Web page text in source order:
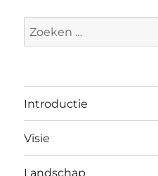
Zoeken
naar:
Introductie
Visie
Landschap